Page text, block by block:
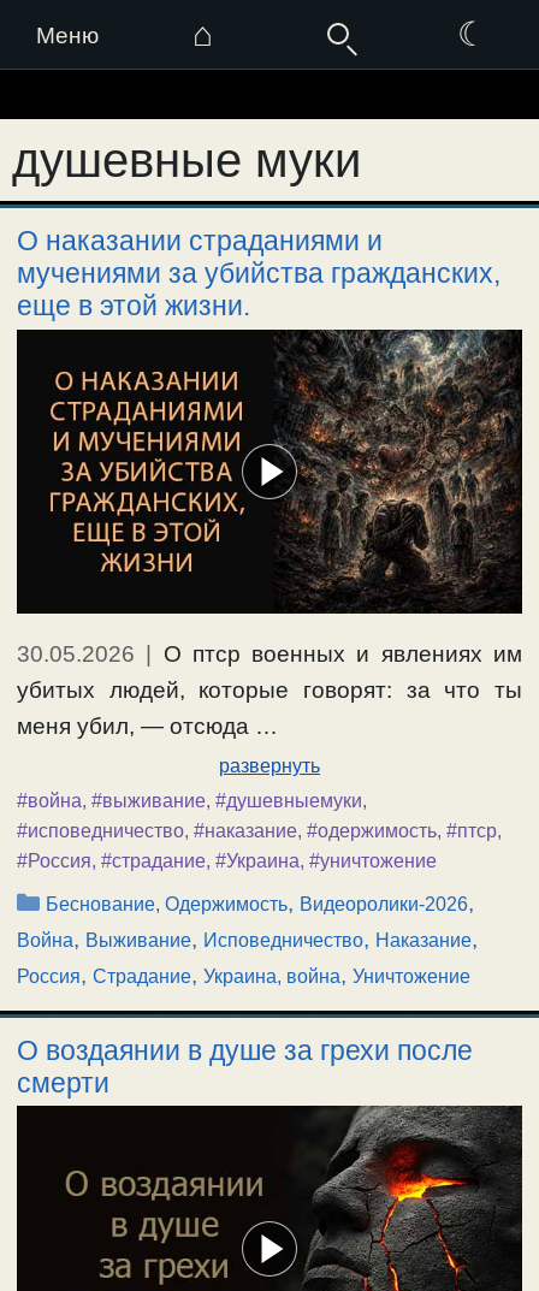
Меню ⌂ ☾
к
содержимому
душевные муки
О наказании страданиями и
мучениями за убийства гражданских,
еще в этой жизни.
30.05.2026 | О птср военных и явлениях им
убитых людей, которые говорят: за что ты
меня убил, — отсюда …
развернуть
#война, #выживание, #душевныемуки,
#исповедничество, #наказание, #одержимость, #птср,
#Россия, #страдание, #Украина, #уничтожение
Рубрики
Беснование, Одержимость, Видеоролики-2026,
Война, Выживание, Исповедничество, Наказание,
Россия, Страдание, Украина, война, Уничтожение
О воздаянии в душе за грехи после
смерти